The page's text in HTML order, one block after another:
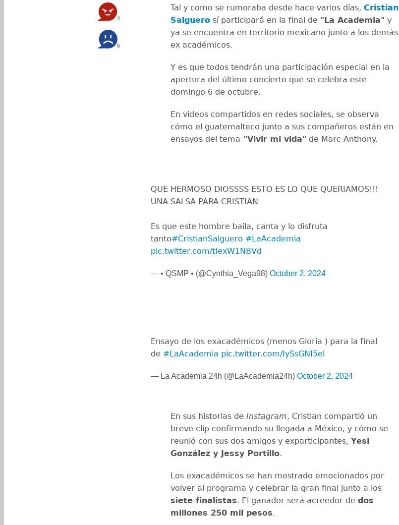
4
6
Tal y como se rumoraba desde hace varios días, Cristian
Salguero sí participará en la final de "La Academia" y
ya se encuentra en territorio mexicano junto a los demás
ex académicos.
Y es que todos tendrán una participación especial en la
apertura del último concierto que se celebra este
domingo 6 de octubre.
En videos compartidos en redes sociales, se observa
cómo el guatemalteco junto a sus compañeros están en
ensayos del tema "Vivir mi vida" de Marc Anthony.
QUE HERMOSO DIOSSSS ESTO ES LO QUE QUERIAMOS!!!
UNA SALSA PARA CRISTIAN
Es que este hombre baila, canta y lo disfruta
tanto#CristianSalguero #LaAcademia
pic.twitter.com/tIexW1NBVd
— • QSMP • (@Cynthia_Vega98) October 2, 2024
Ensayo de los exacadémicos (menos Gloria ) para la final
de #LaAcademia pic.twitter.com/IySsGNI5eI
— La Academia 24h (@LaAcademia24h) October 2, 2024
En sus historias de Instagram, Cristian compartió un
breve clip confirmando su llegada a México, y cómo se
reunió con sus dos amigos y exparticipantes, Yesi
González y Jessy Portillo.
Los exacadémicos se han mostrado emocionados por
volver al programa y celebrar la gran final junto a los
siete finalistas. El ganador será acreedor de dos
millones 250 mil pesos.